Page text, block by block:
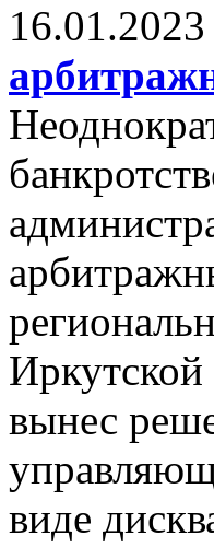
16.01.2023
Иркутской
вынес
виде